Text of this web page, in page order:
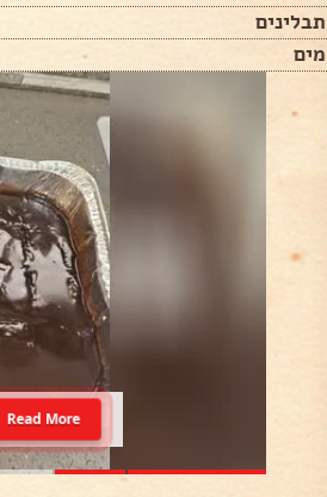
תבלינים
מים
Read More